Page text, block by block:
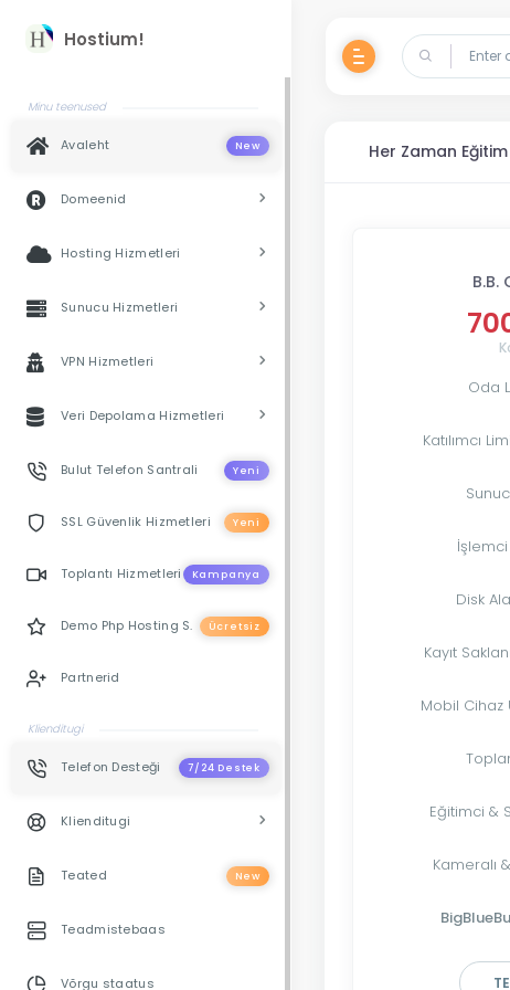
Hostium!
Minu teenused
Avaleht New
Domeenid
Hosting Hizmetleri
Sunucu Hizmetleri
VPN Hizmetleri
Veri Depolama Hizmetleri
Bulut Telefon Santrali Yeni
SSL Güvenlik Hizmetleri Yeni
Toplantı Hizmetleri Kampanya
Demo Php Hosting S. Ücretsiz
Partnerid
Klienditugi
Telefon Desteği 7/24 Destek
Klienditugi
Teated New
Teadmistebaas
Võrgu staatus
Her Zaman Eğitim
B.B.
Oda
Katılımcı
İşlemci
Disk
Kayıt
Mobil Cihaz
Eğitimci &
Kameralı